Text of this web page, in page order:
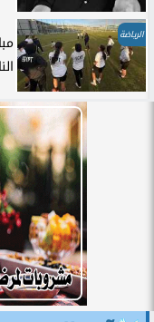
الرياضة